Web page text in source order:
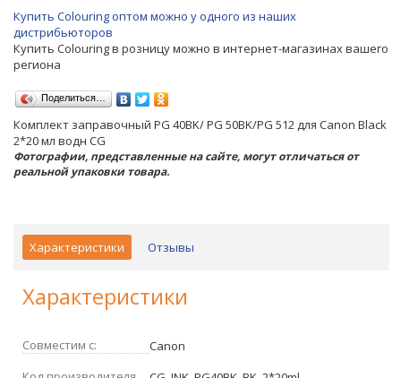
Купить Colouring оптом можно у одного из наших
дистрибьюторов
Купить Colouring в розницу можно в интернет-магазинах вашего
региона
Поделиться…
Комплект заправочный РG 40BK/ PG 50BK/PG 512 для Canon Black
2*20 мл водн CG
Фотографии, представленные на сайте, могут отличаться от
реальной упаковки товара.
Характеристики Отзывы
Характеристики
Совместим с:
Canon